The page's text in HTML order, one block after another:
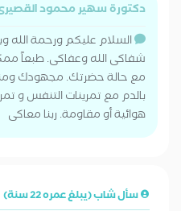
دكتورة سهير محمود
السلام عليكم ورحمة الله
شفاكى الله وعفاكى. طبعاً
مع حالة حضرتك. مجهودك
بالدم مع تمرينات التنفس و
هوائية أو مقاومة. ربنا معاكى
سأل شاب (يبلغ عمره 22 سنة)